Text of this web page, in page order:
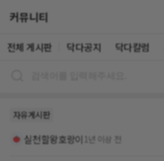
커뮤니티
전체 게시판 닥다공지 닥다칼럼
자유게시판
실천할왕호랑이 1년 이상 전